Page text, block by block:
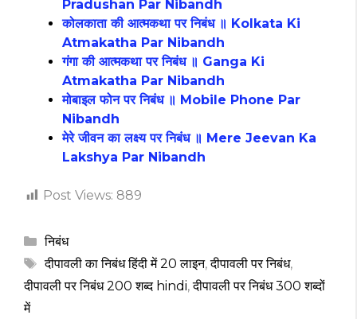
Pradushan Par Nibandh
कोलकाता की आत्मकथा पर निबंध ॥ Kolkata Ki
Atmakatha Par Nibandh
गंगा की आत्मकथा पर निबंध ॥ Ganga Ki
Atmakatha Par Nibandh
मोबाइल फोन पर निबंध ॥ Mobile Phone Par
Nibandh
मेरे जीवन का लक्ष्य पर निबंध ॥ Mere Jeevan Ka
Lakshya Par Nibandh
Post Views: 889
Categories
निबंध
Tags
दीपावली का निबंध हिंदी में 20 लाइन,दीपावली पर निबंध,
दीपावली पर निबंध 200 शब्द hindi,दीपावली पर निबंध 300 शब्दों
में